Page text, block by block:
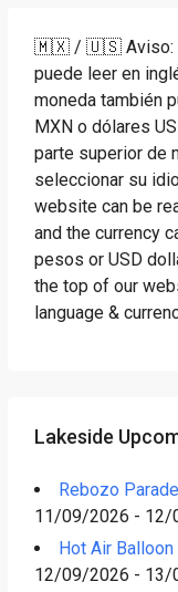
🇲🇽 / 🇺🇸 Aviso:
puede leer en
moneda también
MXN o dólares
parte superior de
seleccionar su
website can be
and the currency
pesos or USD
the top of our
language &
Lakeside
Rebozo Parade
11/09/2026 - 12/
Hot Air
12/09/2026 - 13/